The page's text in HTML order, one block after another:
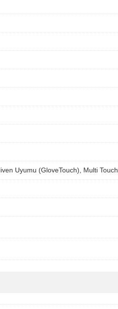
Uyumu (GloveTouch), Multi Touch